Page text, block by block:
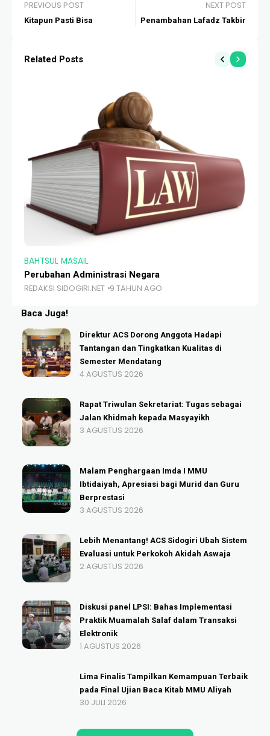
PREVIOUS POST
Kitapun Pasti Bisa
NEXT POST
Penambahan Lafadz Takbir
Related Posts
BAHTSUL MASAIL
Perubahan Administrasi Negara
REDAKSI SIDOGIRI.NET 9 TAHUN AGO
Baca Juga!
Direktur ACS Dorong Anggota Hadapi
Tantangan dan Tingkatkan Kualitas di
Semester Mendatang
4 AGUSTUS 2026
Rapat Triwulan Sekretariat: Tugas sebagai
Jalan Khidmah kepada Masyayikh
3 AGUSTUS 2026
Malam Penghargaan Imda I MMU
Ibtidaiyah, Apresiasi bagi Murid dan Guru
Berprestasi
3 AGUSTUS 2026
Lebih Menantang! ACS Sidogiri Ubah Sistem
Evaluasi untuk Perkokoh Akidah Aswaja
2 AGUSTUS 2026
Diskusi panel LPSI: Bahas Implementasi
Praktik Muamalah Salaf dalam Transaksi
Elektronik
1 AGUSTUS 2026
Lima Finalis Tampilkan Kemampuan Terbaik
pada Final Ujian Baca Kitab MMU Aliyah
30 JULI 2026